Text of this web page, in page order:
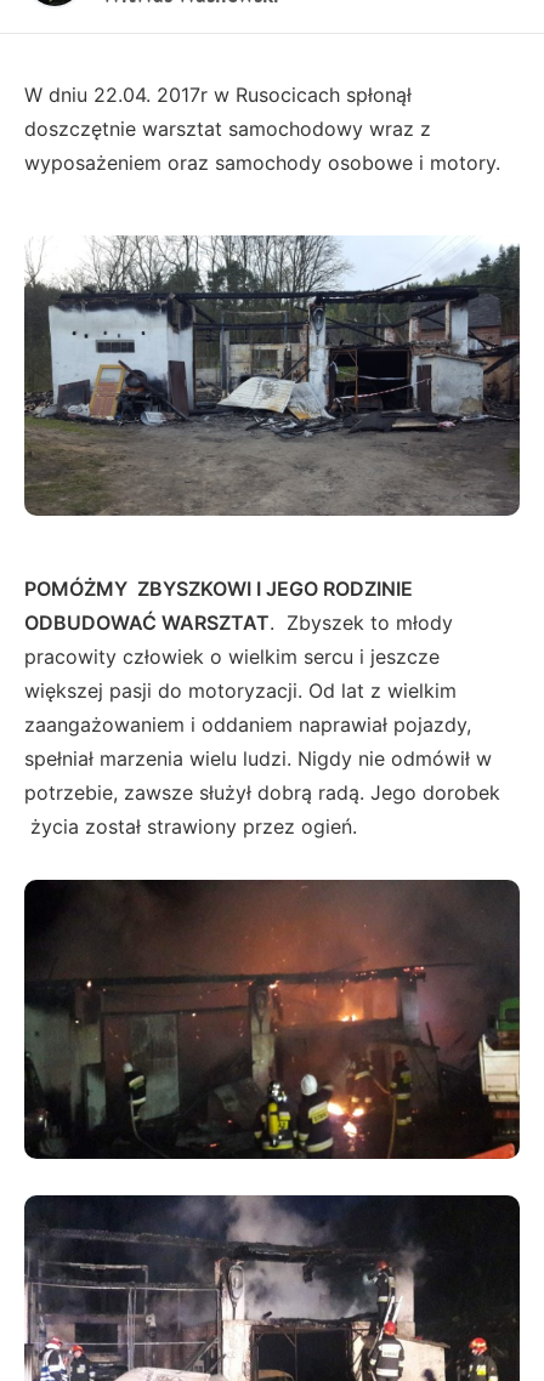
W dniu 22.04. 2017r w Rusocicach spłonął
doszczętnie warsztat samochodowy wraz z
wyposażeniem oraz samochody osobowe i motory.
POMÓŻMY ZBYSZKOWI I JEGO RODZINIE
ODBUDOWAĆ WARSZTAT. Zbyszek to młody
pracowity człowiek o wielkim sercu i jeszcze
większej pasji do motoryzacji. Od lat z wielkim
zaangażowaniem i oddaniem naprawiał pojazdy,
spełniał marzenia wielu ludzi. Nigdy nie odmówił w
potrzebie, zawsze służył dobrą radą. Jego dorobek
życia został strawiony przez ogień.